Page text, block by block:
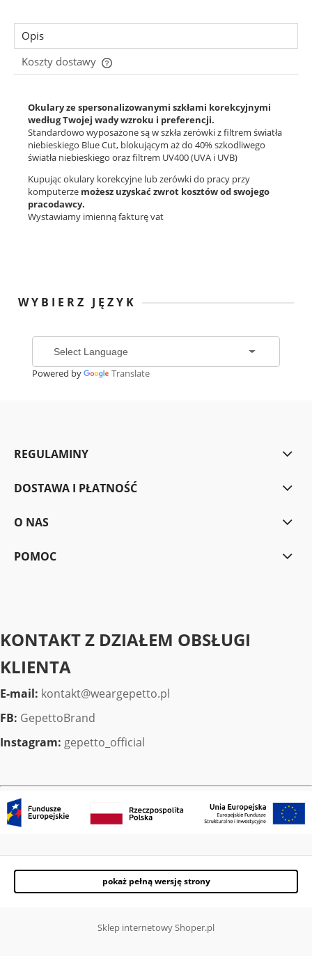
Opis
Koszty dostawy
Cena nie zawiera ewentualnych kosztów płatności
Okulary ze spersonalizowanymi szkłami korekcyjnymi
według Twojej wady wzroku i preferencji.
Standardowo wyposażone są w szkła zerówki z filtrem światła
niebieskiego Blue Cut, blokującym aż do 40% szkodliwego
światła niebieskiego oraz filtrem UV400 (UVA i UVB)
Kupując okulary korekcyjne lub zerówki do pracy przy
komputerze możesz uzyskać zwrot kosztów od swojego
pracodawcy.
Wystawiamy imienną fakturę vat
WYBIERZ JĘZYK
Powered by Translate
REGULAMINY
DOSTAWA I PŁATNOŚĆ
O NAS
POMOC
KONTAKT Z DZIAŁEM OBSŁUGI
KLIENTA
E-mail: kontakt@weargepetto.pl
FB: GepettoBrand
Instagram: gepetto_official
pokaż pełną wersję strony
Sklep internetowy Shoper.pl